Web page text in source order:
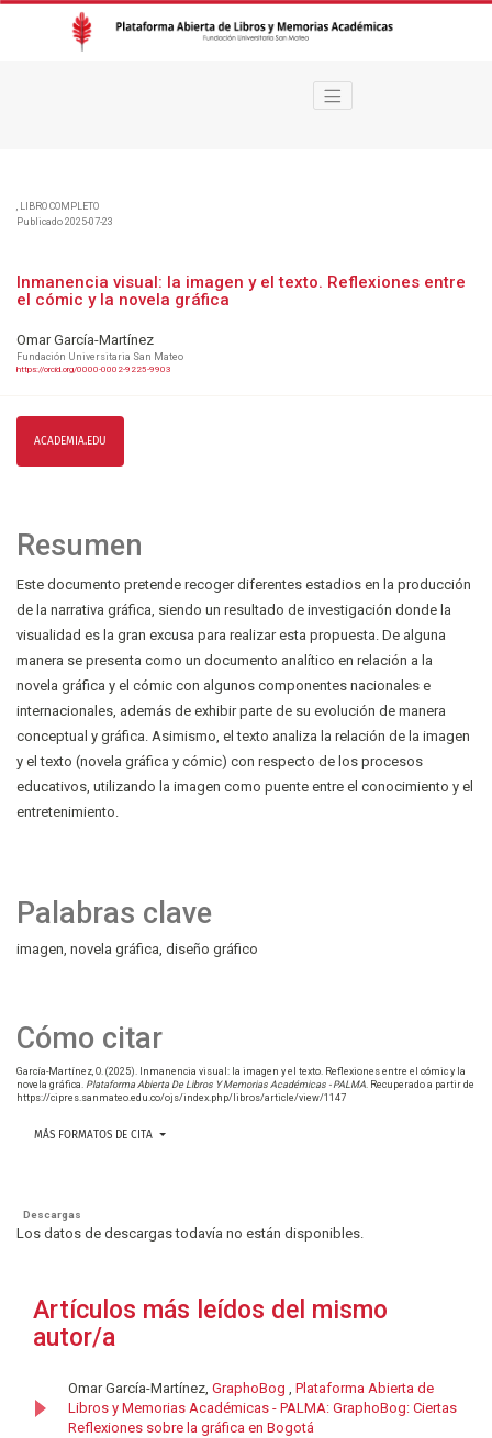
, LIBRO COMPLETO
Inmanencia visual: la imagen y el texto. Reflexiones entre
el cómic y la novela gráfica
Publicado 2025-07-23
Omar García-Martínez
Fundación Universitaria San Mateo
https://orcid.org/0000-0002-9225-9903
ACADEMIA.EDU
Palabras clave
imagen novela gráfica diseño gráfico
Cómo citar
García-Martínez, O. (2025). Inmanencia visual: la imagen y el texto. Reflexiones entre el cómic y la
novela gráfica. Plataforma Abierta De Libros Y Memorias Académicas - PALMA. Recuperado a partir de
https://cipres.sanmateo.edu.co/ojs/index.php/libros/article/view/1147
MÁS FORMATOS DE CITA
Resumen
Este documento pretende recoger diferentes estadios en la producción
de la narrativa gráfica, siendo un resultado de investigación donde la
visualidad es la gran excusa para realizar esta propuesta. De alguna
manera se presenta como un documento analítico en relación a la
novela gráfica y el cómic con algunos componentes nacionales e
internacionales, además de exhibir parte de su evolución de manera
conceptual y gráfica. Asimismo, el texto analiza la relación de la imagen
y el texto (novela gráfica y cómic) con respecto de los procesos
educativos, utilizando la imagen como puente entre el conocimiento y el
entretenimiento.
Descargas
Los datos de descargas todavía no están disponibles.
Artículos más leídos del mismo
autor/a
Omar García-Martínez, GraphoBog , Plataforma Abierta de
Libros y Memorias Académicas - PALMA: GraphoBog: Ciertas
Reflexiones sobre la gráfica en Bogotá